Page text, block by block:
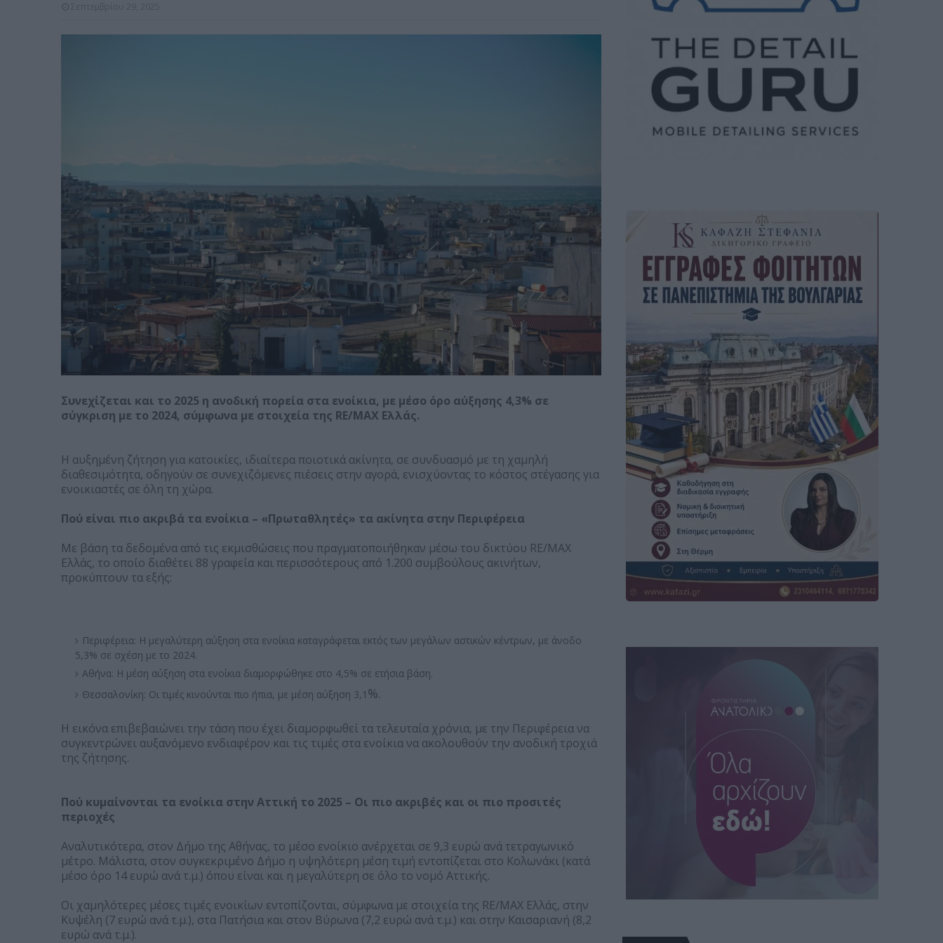
Συνεχίζεται και το 2025 η ανοδική πορεία στα ενοίκια, με μέσο όρο αύξησης 4,3% σε
σύγκριση με το 2024, σύμφωνα με στοιχεία της RE/MAX Ελλάς.
Η αυξημένη ζήτηση για κατοικίες, ιδιαίτερα ποιοτικά ακίνητα, σε συνδυασμό με τη χαμηλή
διαθεσιμότητα, οδηγούν σε συνεχιζόμενες πιέσεις στην αγορά, ενισχύοντας το κόστος στέγασης για
ενοικιαστές σε όλη τη χώρα.
Πού είναι πιο ακριβά τα ενοίκια – «Πρωταθλητές» τα ακίνητα στην Περιφέρεια
Με βάση τα δεδομένα από τις εκμισθώσεις που πραγματοποιήθηκαν μέσω του δικτύου RE/MAX
Ελλάς, το οποίο διαθέτει 88 γραφεία και περισσότερους από 1.200 συμβούλους ακινήτων,
προκύπτουν τα εξής:
Περιφέρεια: Η μεγαλύτερη αύξηση στα ενοίκια καταγράφεται εκτός των μεγάλων αστικών κέντρων, με άνοδο
5,3% σε σχέση με το 2024.
Αθήνα: Η μέση αύξηση στα ενοίκια διαμορφώθηκε στο 4,5% σε ετήσια βάση.
Θεσσαλονίκη: Οι τιμές κινούνται πιο ήπια, με μέση αύξηση 3,1 %.
Η εικόνα επιβεβαιώνει την τάση που έχει διαμορφωθεί τα τελευταία χρόνια, με την Περιφέρεια να
συγκεντρώνει αυξανόμενο ενδιαφέρον και τις τιμές στα ενοίκια να ακολουθούν την ανοδική τροχιά
της ζήτησης.
Πού κυμαίνονται τα ενοίκια στην Αττική το 2025 – Οι πιο ακριβές και οι πιο προσιτές
περιοχές
Αναλυτικότερα, στον Δήμο της Αθήνας, το μέσο ενοίκιο ανέρχεται σε 9,3 ευρώ ανά τετραγωνικό
μέτρο. Μάλιστα, στον συγκεκριμένο Δήμο η υψηλότερη μέση τιμή εντοπίζεται στο Κολωνάκι (κατά
μέσο όρο 14 ευρώ ανά τ.μ.) όπου είναι και η μεγαλύτερη σε όλο το νομό Αττικής.
Οι χαμηλότερες μέσες τιμές ενοικίων εντοπίζονται, σύμφωνα με στοιχεία της RE/MAX Ελλάς, στην
Κυψέλη (7 ευρώ ανά τ.μ.), στα Πατήσια και στον Βύρωνα (7,2 ευρώ ανά τ.μ.) και στην Καισαριανή (8,2
ευρώ ανά τ.μ.).